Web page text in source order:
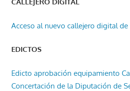
CALLEJERO DIGITAL
Acceso al nuevo callejero digital de
EDICTOS
Edicto aprobación equipamiento
Concertación de la Diputación de